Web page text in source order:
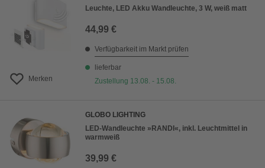
Merken
Leuchte, LED Akku Wandleuchte, 3 W, weiß matt
44,99 €
Verfügbarkeit im Markt prüfen
lieferbar
Zustellung 13.08. - 15.08.
GLOBO LIGHTING
LED-Wandleuchte »RANDI«, inkl. Leuchtmittel in
warmweiß
39,99 €